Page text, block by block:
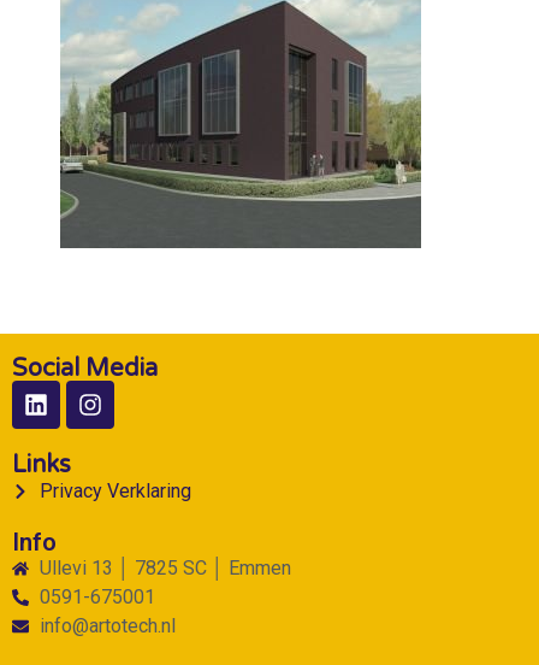
Social Media
Links
Privacy Verklaring
Info
Ullevi 13 │ 7825 SC │ Emmen
0591-675001
info@artotech.nl